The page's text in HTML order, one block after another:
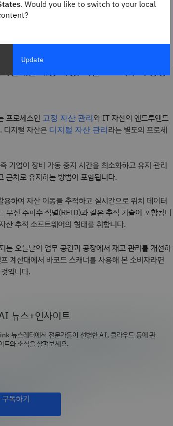
인가요?
최소화하기 위해 조직의 물리적 자산 위
산에는 배송 차량, 직원 노트북부터 중장
프로세스인 고정 자산 관리와 IT 자산의 엔드투엔드
디지털 자산은 디지털 자산 관리라는 별도의 프로세
기업이 장비 가동 중지 시간을 최소화하고 유지 관리
근처로 유지하는 방법이 포함됩니다.
하여 자산 이동을 추적하고 실시간으로 위치 데이터
무선 주파수 식별(RFID)과 같은 추적 기술이 포함됩니
산 추적 소프트웨어의 형태를 취합니다.
는 오늘날의 업무 공간과 공장에서 재고 관리를 개선하
계산대에서 바코드 스캐너를 사용해 본 소비자라면
입니다.
뉴스+인사이트
뉴스레터에서 전문가들이 선별한 AI, 클라우드 등에 관
트와 소식을 살펴보세요.
구독하기
. Would you like to switch to your local
Update